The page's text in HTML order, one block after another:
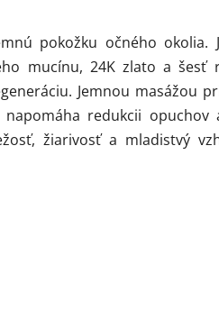
pokožku očného okolia.
mucínu, 24K zlato a šesť
Jemnou masážou
redukcii opuchov
žiarivosť a mladistvý